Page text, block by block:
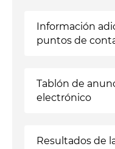
Información
puntos de
Tablón de
electrónico
Resultados de